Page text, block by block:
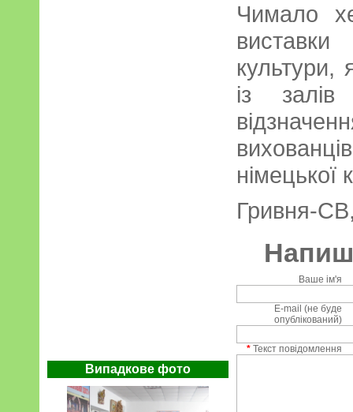
Випадкове фото
Чимало
культури,
із залів
німецької
Гривня-
Ваше ім'я
E-mail (не буде
опублікований)
* Текст повідомлення